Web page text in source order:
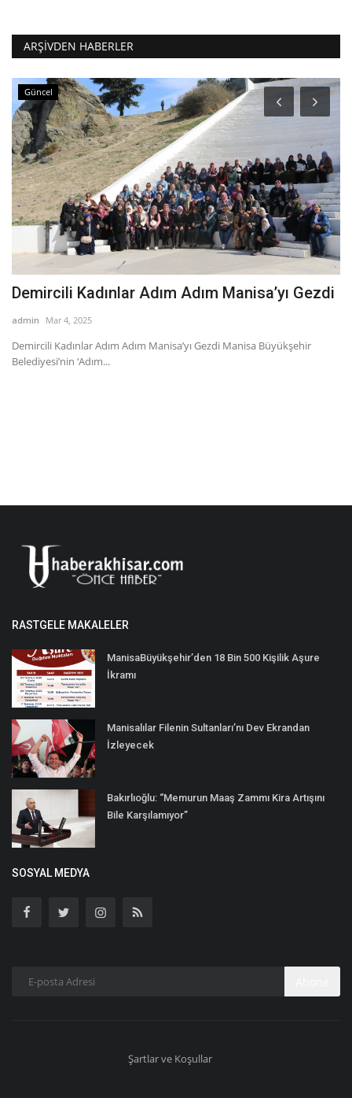
ARŞIVDEN HABERLER
Güncel
Demircili Kadınlar Adım Adım Manisa’yı Gezdi
admin Mar 4, 2025
Demircili Kadınlar Adım Adım Manisa’yı Gezdi Manisa Büyükşehir
Belediyesi’nin ‘Adım...
RASTGELE MAKALELER
ManisaBüyükşehir’den 18 Bin 500 Kişilik Aşure
İkramı
Manisalılar Filenin Sultanları’nı Dev Ekrandan
İzleyecek
Bakırlıoğlu: “Memurun Maaş Zammı Kira Artışını
Bile Karşılamıyor”
SOSYAL MEDYA
Şartlar ve Koşullar